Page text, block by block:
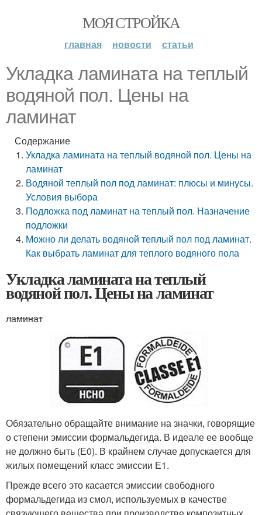
МОЯ СТРОЙКА
главная новости статьи
Укладка ламината на теплый
водяной пол. Цены на
ламинат
Содержание
Укладка ламината на теплый водяной пол. Цены на
ламинат
Водяной теплый пол под ламинат: плюсы и минусы.
Условия выбора
Подложка под ламинат на теплый пол. Назначение
подложки
Можно ли делать водяной теплый пол под ламинат.
Как выбрать ламинат для теплого водяного пола
Укладка ламината на теплый
водяной пол. Цены на ламинат
ламинат
Обязательно обращайте внимание на значки, говорящие
о степени эмиссии формальдегида. В идеале ее вообще
не должно быть (Е0). В крайнем случае допускается для
жилых помещений класс эмиссии Е1.
Прежде всего это касается эмиссии свободного
формальдегида из смол, используемых в качестве